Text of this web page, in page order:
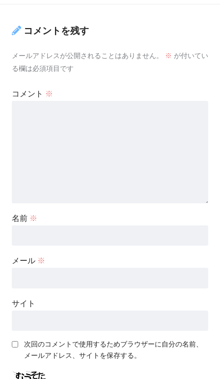
コメントを残す
メールアドレスが公開されることはありません。 ※ が付いてい
る欄は必須項目です
コメント ※
名前 ※
メール ※
サイト
次回のコメントで使用するためブラウザーに自分の名前、
メールアドレス、サイトを保存する。